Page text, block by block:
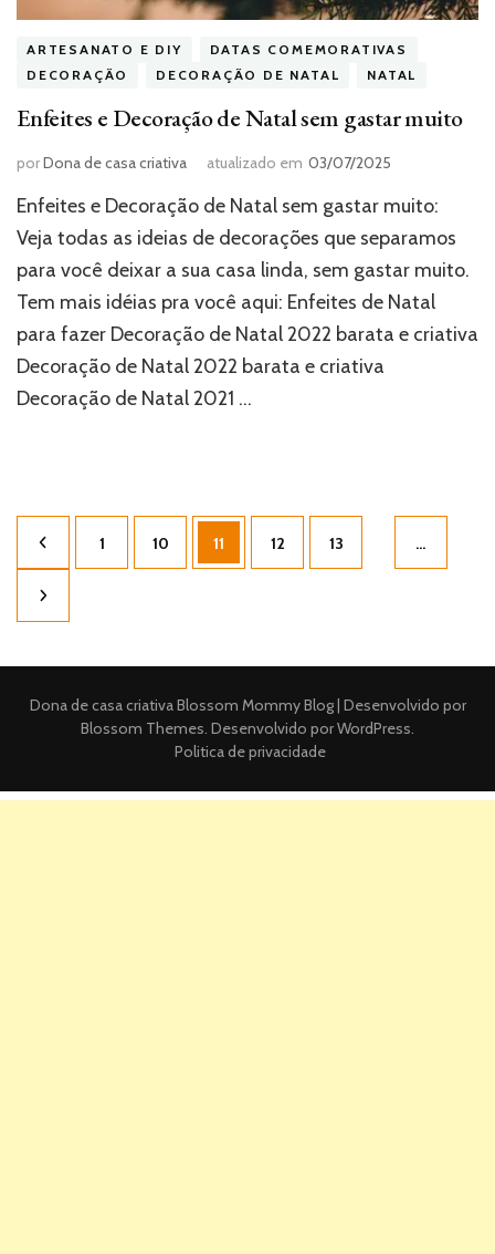
ARTESANATO E DIY
DATAS COMEMORATIVAS
DECORAÇÃO
DECORAÇÃO DE NATAL NATAL
Enfeites e Decoração de Natal sem gastar muito
porDona de casa criativa atualizado em 03/07/2025
Enfeites e Decoração de Natal sem gastar muito:
Veja todas as ideias de decorações que separamos
para você deixar a sua casa linda, sem gastar muito.
Tem mais idéias pra você aqui: Enfeites de Natal
para fazer Decoração de Natal 2022 barata e criativa
Decoração de Natal 2022 barata e criativa
Decoração de Natal 2021 …
Paginação
de
posts
Página
1 …
Página
10 Página
11 Página
12 Página
13
Dona de casa criativaBlossom Mommy Blog | Desenvolvido por
Blossom Themes . Desenvolvido porWordPress
Politica de privacidade